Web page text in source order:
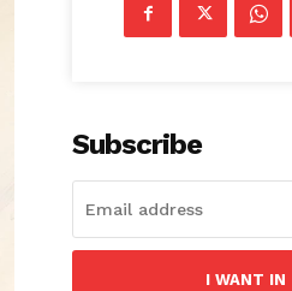
Subscribe
I WANT IN